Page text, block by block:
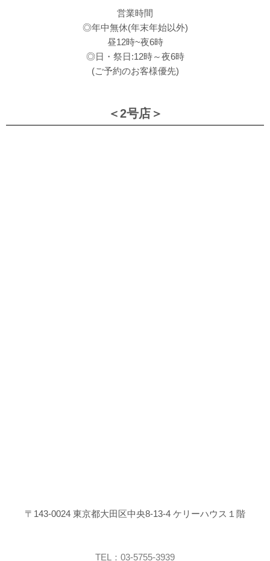
営業時間
◎年中無休(年末年始以外)
昼12時~夜6時
◎日・祭日:12時～夜6時
(ご予約のお客様優先)
＜2号店＞
〒143-0024 東京都大田区中央8-13-4 ケリーハウス１階
TEL：03-5755-3939